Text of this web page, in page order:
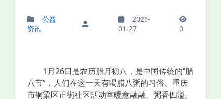
公益
资讯
2026-
01-27
0
1月26日是农历腊月初八，是中国传统的“腊
八节”，人们在这一天有喝腊八粥的习俗。重庆
市铜梁区正街社区活动室暖意融融、粥香四溢。